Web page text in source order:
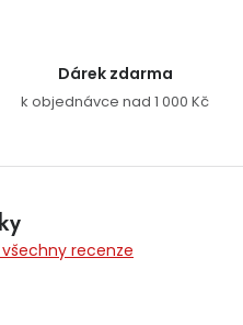
Dárek zdarma
k objednávce nad 1 000 Kč
recenze